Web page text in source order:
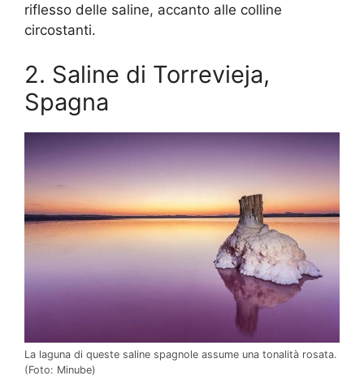
riflesso delle saline, accanto alle colline
circostanti.
2. Saline di Torrevieja,
Spagna
La laguna di queste saline spagnole assume una tonalità rosata.
(Foto: Minube)